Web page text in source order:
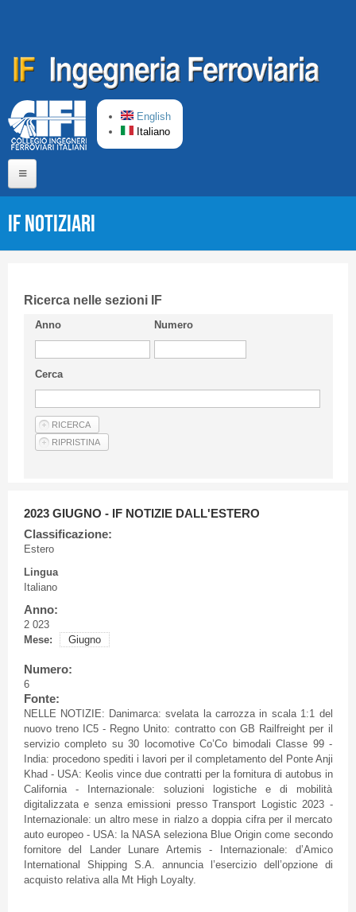
English
Italiano
CIFI in breve
Linee Guida
Privacy Policy
Articoli
IF Notiziari
Ricerca nelle sezioni IF
Anno Numero
Cerca
2023 GIUGNO - IF NOTIZIE DALL'ESTERO
Classificazione:
Estero
Lingua
Italiano
Anno:
2 023
Mese:
Giugno
Numero:
6
Fonte:
NELLE NOTIZIE: Danimarca: svelata la carrozza in scala 1:1 del
nuovo treno IC5 - Regno Unito: contratto con GB Railfreight per il
servizio completo su 30 locomotive Co’Co bimodali Classe 99 -
India: procedono spediti i lavori per il completamento del Ponte Anji
Khad - USA: Keolis vince due contratti per la fornitura di autobus in
California - Internazionale: soluzioni logistiche e di mobilità
digitalizzata e senza emissioni presso Transport Logistic 2023 -
Internazionale: un altro mese in rialzo a doppia cifra per il mercato
auto europeo - USA: la NASA seleziona Blue Origin come secondo
fornitore del Lander Lunare Artemis - Internazionale: d’Amico
International Shipping S.A. annuncia l’esercizio dell’opzione di
acquisto relativa alla Mt High Loyalty.